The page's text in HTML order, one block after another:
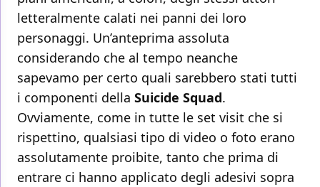
letteralmente calati nei panni dei loro
personaggi. Un’anteprima assoluta
considerando che al tempo neanche
sapevamo per certo quali sarebbero stati tutti
i componenti della Suicide Squad.
Ovviamente, come in tutte le set visit che si
rispettino, qualsiasi tipo di video o foto erano
assolutamente proibite, tanto che prima di
entrare ci hanno applicato degli adesivi sopra